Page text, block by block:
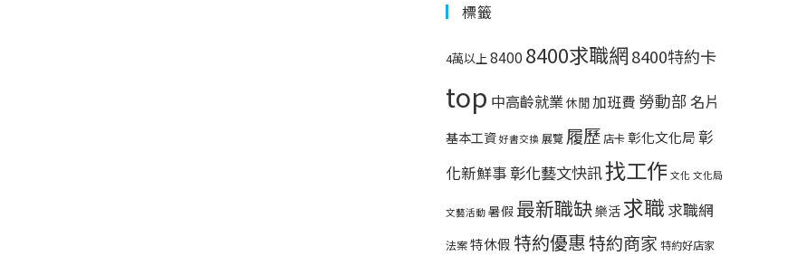
標籤
4萬以上8400 8400求職網8400特約卡
top 中高齡就業休閒加班費 勞動部 名片
基本工資 好書交換 展覽 履歷店卡彰化文化局彰
化新鮮事 彰化藝文快訊找工作 文化 文化局
文藝活動 暑假 最新職缺樂活求職 求職網
法案特休假 特約優惠特約商家 特約好店家